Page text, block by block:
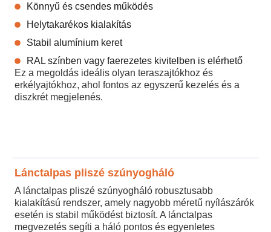
Könnyű és csendes működés
Helytakarékos kialakítás
Stabil alumínium keret
RAL színben vagy faerezetes kivitelben is elérhető
Ez a megoldás ideális olyan teraszajtókhoz és
erkélyajtókhoz, ahol fontos az egyszerű kezelés és a
diszkrét megjelenés.
Lánctalpas pliszé szúnyogháló
A lánctalpas pliszé szúnyogháló robusztusabb
kialakítású rendszer, amely nagyobb méretű nyílászárók
esetén is stabil működést biztosít. A lánctalpas
megvezetés segíti a háló pontos és egyenletes